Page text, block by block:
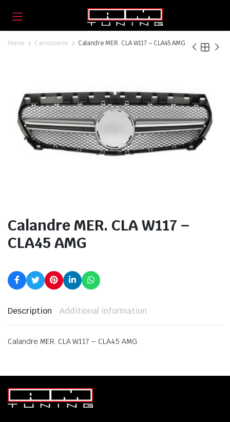
Home Carrosserie Calandre MER. CLA W117 – CLA45 AMG
Calandre MER. CLA W117 –
CLA45 AMG
Description Additional information
Calandre MER. CLA W117 – CLA45 AMG